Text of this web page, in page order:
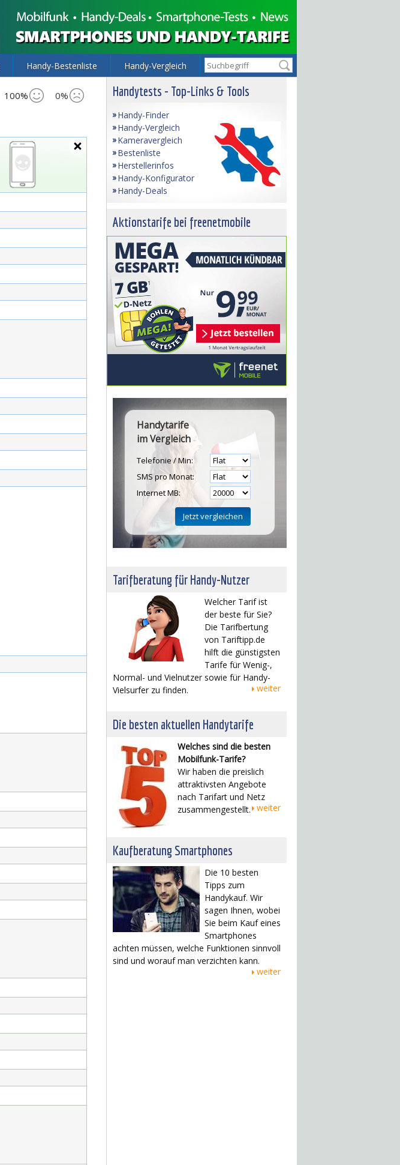
Handy-Bestenliste Handy-Vergleich
100% 0% Handytests - Top-Links & Tools
Handy-Finder
Handy-Vergleich
Kameravergleich
Bestenliste
Herstellerinfos
Handy-Konfigurator
Handy-Deals
Aktionstarife bei freenetmobile
Handytarife
im Vergleich
Telefonie / Min:
SMS pro Monat:
Internet MB:
Tarifberatung für Handy-Nutzer
Welcher Tarif ist
der beste für Sie?
Die Tarifbertung
von Tariftipp.de
hilft die günstigsten
Tarife für Wenig-,
Normal- und Vielnutzer sowie für Handy-
Vielsurfer zu finden.
weiter
Die besten aktuellen Handytarife
Welches sind die besten
Mobilfunk-Tarife?
Wir haben die preislich
attraktivsten Angebote
nach Tarifart und Netz
zusammengestellt. weiter
Kaufberatung Smartphones
Die 10 besten
Tipps zum
Handykauf. Wir
sagen Ihnen, wobei
Sie beim Kauf eines
Smartphones
achten müssen, welche Funktionen sinnvoll
sind und worauf man verzichten kann.
weiter